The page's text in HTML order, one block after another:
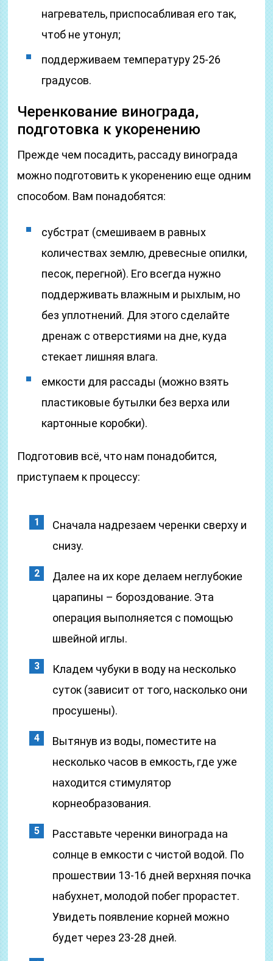
нагреватель, приспосабливая его так,
чтоб не утонул;
поддерживаем температуру 25-26
градусов.
Черенкование винограда,
подготовка к укоренению
Прежде чем посадить, рассаду винограда
можно подготовить к укоренению еще одним
способом. Вам понадобятся:
субстрат (смешиваем в равных
количествах землю, древесные опилки,
песок, перегной). Его всегда нужно
поддерживать влажным и рыхлым, но
без уплотнений. Для этого сделайте
дренаж с отверстиями на дне, куда
стекает лишняя влага.
емкости для рассады (можно взять
пластиковые бутылки без верха или
картонные коробки).
Подготовив всё, что нам понадобится,
приступаем к процессу:
Сначала надрезаем черенки сверху и
снизу.
Далее на их коре делаем неглубокие
царапины – бороздование. Эта
операция выполняется с помощью
швейной иглы.
Кладем чубуки в воду на несколько
суток (зависит от того, насколько они
просушены).
Вытянув из воды, поместите на
несколько часов в емкость, где уже
находится стимулятор
корнеобразования.
Расставьте черенки винограда на
солнце в емкости с чистой водой. По
прошествии 13-16 дней верхняя почка
набухнет, молодой побег прорастет.
Увидеть появление корней можно
будет через 23-28 дней.